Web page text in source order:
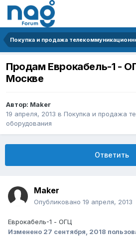
Продам Еврокабель-1 -
Москве
Автор: Maker
19 апреля, 2013 в Покупка и продажа
оборудования
Ответить
Maker
Опубликовано 19 апреля, 2013
Еврокабель-1 - ОГЦ
Изменено 27 сентября, 2018